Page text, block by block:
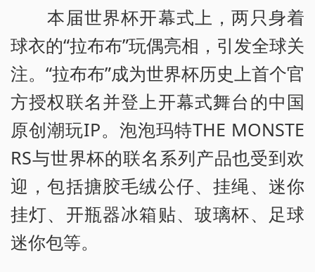
本届世界杯开幕式上，两只身着
球衣的“拉布布”玩偶亮相，引发全球关
注。“拉布布”成为世界杯历史上首个官
方授权联名并登上开幕式舞台的中国
原创潮玩IP。泡泡玛特THE MONSTE
RS与世界杯的联名系列产品也受到欢
迎，包括搪胶毛绒公仔、挂绳、迷你
挂灯、开瓶器冰箱贴、玻璃杯、足球
迷你包等。